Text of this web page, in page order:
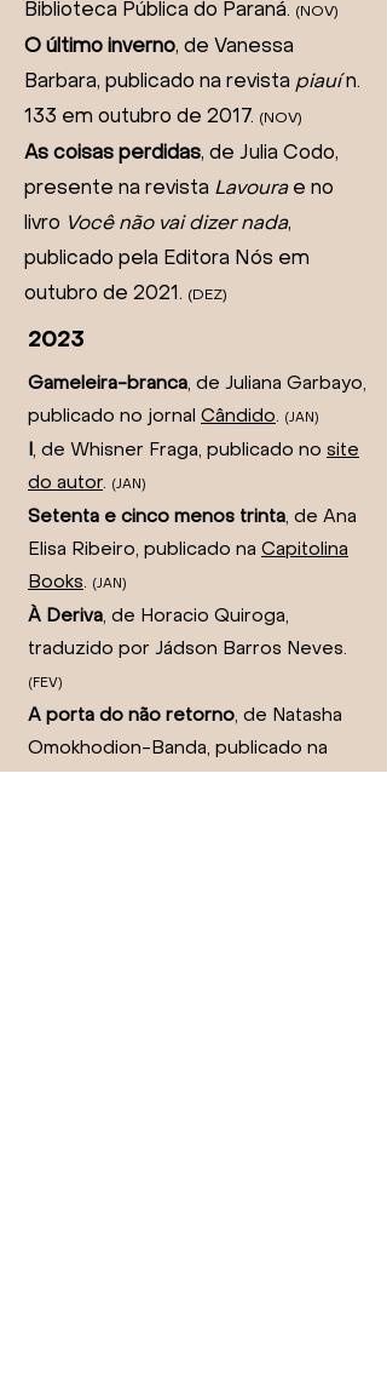
Biblioteca Pública do Paraná. (NOV)
O último inverno, de Vanessa
Barbara, publicado na revista piauín.
133 em outubro de 2017. (NOV)
As coisas perdidas, de Julia Codo,
presente na revista Lavourae no
livro Você não vai dizer nada,
publicado pela Editora Nós em
outubro de 2021. (DEZ)
2023
Gameleira-branca, de Juliana Garbayo,
publicado no jornal Cândido. (JAN )
, de Whisner Fraga, publicado no site
do autor. (JAN )
Setenta e cinco menos trinta, de Ana
Elisa Ribeiro, publicado na Capitolina
Books. (JAN )
À Deriva, de Horacio Quiroga,
traduzido por Jádson Barros Neves.
(FEV)
A porta do não retorno, de Natasha
Omokhodion-Banda, publicado na